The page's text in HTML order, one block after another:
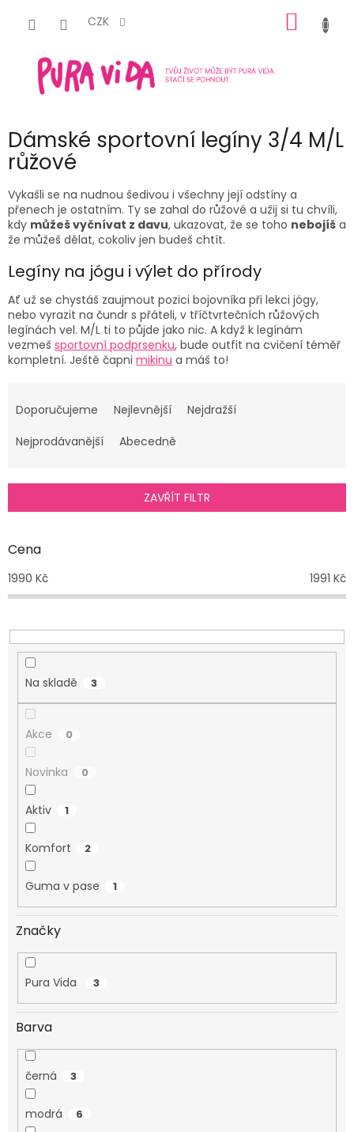
CZK
KOŠÍK
Dámské sportovní legíny 3/4 M/L
růžové
Vykašli se na nudnou šedivou i všechny její odstíny a
přenech je ostatním. Ty se zahal do růžové a užij si tu chvíli,
kdy můžeš vyčnívat z davu, ukazovat, že se toho nebojíš a
že můžeš dělat, cokoliv jen budeš chtít.
Legíny na jógu i výlet do přírody
Ať už se chystáš zaujmout pozici bojovníka při lekci jógy,
nebo vyrazit na čundr s přáteli, v tříčtvrtečních růžových
legínách vel. M/L ti to půjde jako nic. A když k legínám
vezmeš sportovní podprsenku, bude outfit na cvičení téměř
kompletní. Ještě čapni mikinu a máš to!
a
e
í
r
d
k
t
Doporučujeme Nejlevnější
Nejdražší
Nejprodávanější
Abecedně
ZAVŘÍT FILTR
Cena
1990 Kč 1991 Kč
Na skladě 3
Akce 0
Novinka 0
Aktiv 1
Komfort 2
Guma v pase 1
Značky
Pura Vida 3
Barva
černá 3
modrá 6